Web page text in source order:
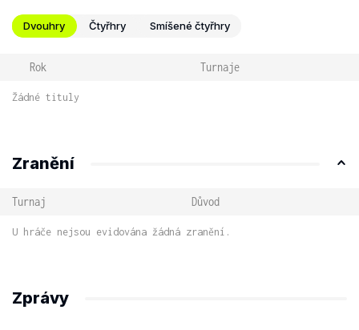
Dvouhry Čtyřhry Smíšené čtyřhry
Rok Turnaje
Žádné tituly
Zranění
Turnaj Důvod
U hráče nejsou evidována žádná zranění.
Zprávy